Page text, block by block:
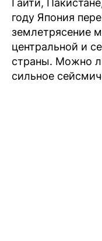
Гаити,
году Япония
землетрясение
центральной и
страны. Можно
сильное